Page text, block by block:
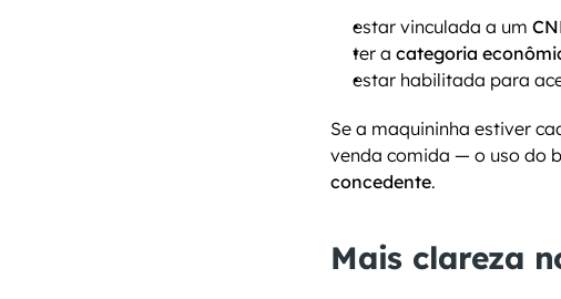
estar vinculada a um
ter a categoria
estar habilitada para
Se a maquininha estiver
venda comida — o uso do
concedente.
Mais clareza